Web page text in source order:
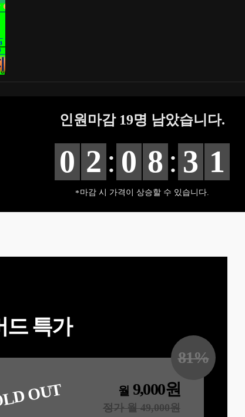
인원마감 19명 남았습니다.
0 2 : 0 8 : 3 0
마감 시 가격이 상승할 수 있습니다.
드 특가
월 9,000원
정가 월49,000원
81%
OUT